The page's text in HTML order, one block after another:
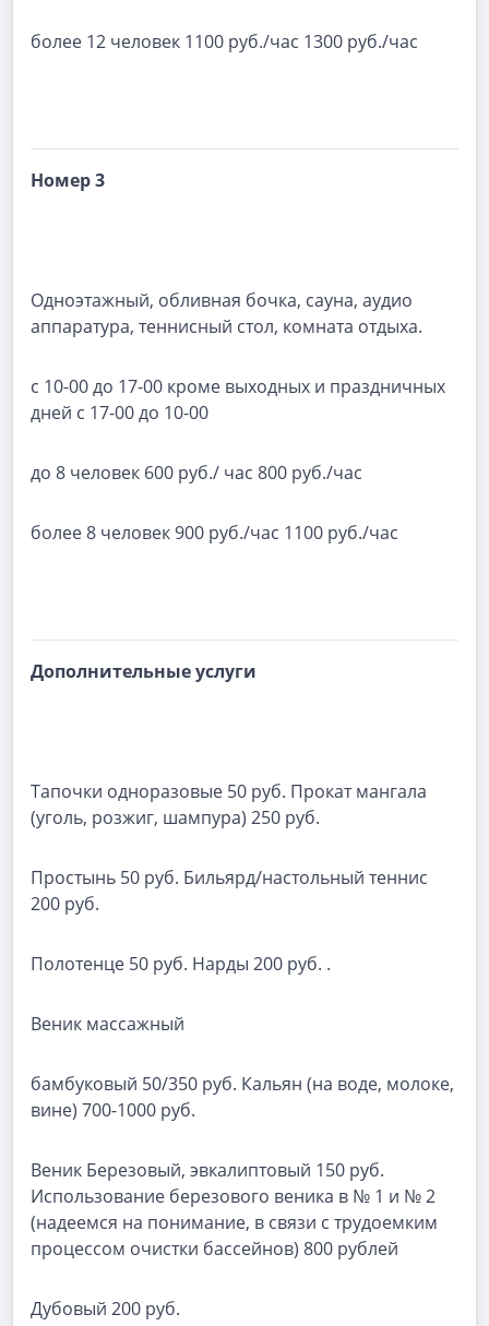
более 12 человек 1100 руб./час 1300 руб./час
Номер 3
Одноэтажный, обливная бочка, сауна, аудио
аппаратура, теннисный стол, комната отдыха.
с 10-00 до 17-00 кроме выходных и праздничных
дней с 17-00 до 10-00
до 8 человек 600 руб./ час 800 руб./час
более 8 человек 900 руб./час 1100 руб./час
Дополнительные услуги
Тапочки одноразовые 50 руб. Прокат мангала
(уголь, розжиг, шампура) 250 руб.
Простынь 50 руб. Бильярд/настольный теннис
200 руб.
Полотенце 50 руб. Нарды 200 руб. .
Веник массажный
бамбуковый 50/350 руб. Кальян (на воде, молоке,
вине) 700-1000 руб.
Веник Березовый, эвкалиптовый 150 руб.
Использование березового веника в № 1 и № 2
(надеемся на понимание, в связи с трудоемким
процессом очистки бассейнов) 800 рублей
Дубовый 200 руб.